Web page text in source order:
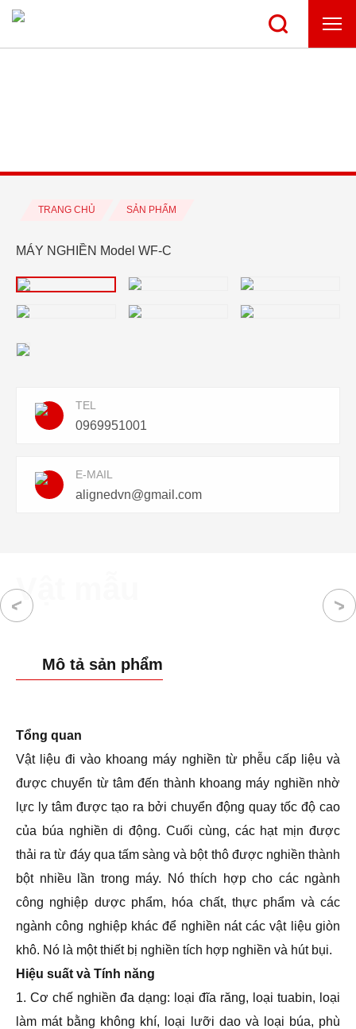
TRANG CHỦ SẢN PHẨM
MÁY NGHIỀN Model WF-C
TEL
0969951001
E-MAIL
alignedvn@gmail.com
Vật mẫu
Mô tả sản phẩm
Tổng quan
Vật liệu đi vào khoang máy nghiền từ phễu cấp liệu và
được chuyển từ tâm đến thành khoang máy nghiền nhờ
lực ly tâm được tạo ra bởi chuyển động quay tốc độ cao
của búa nghiền di động. Cuối cùng, các hạt mịn được
thải ra từ đáy qua tấm sàng và bột thô được nghiền thành
bột nhiều lần trong máy. Nó thích hợp cho các ngành
công nghiệp dược phẩm, hóa chất, thực phẩm và các
ngành công nghiệp khác để nghiền nát các vật liệu giòn
khô. Nó là một thiết bị nghiền tích hợp nghiền và hút bụi.
Hiệu suất và Tính năng
1. Cơ chế nghiền đa dạng: loại đĩa răng, loại tuabin, loại
làm mát bằng không khí, loại lưỡi dao và loại búa, phù